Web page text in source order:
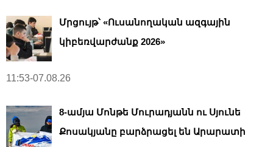
Մրցույթ՝ «Ուսանողական ազգային
կիբեռվարժանք 2026»
11:53-07.08.26
8-ամյա Մոնթե Մուրադյանն ու Սյունե
Քոսակյանը բարձրացել են Արարատի